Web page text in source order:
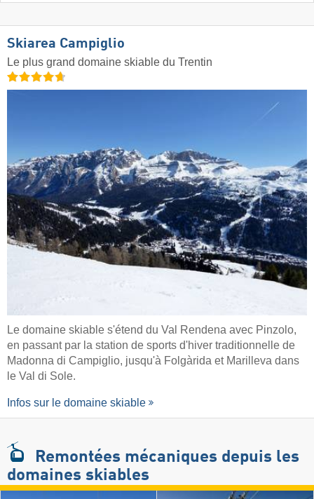
Skiarea Campiglio
Le plus grand domaine skiable du Trentin
Le domaine skiable s'étend du Val Rendena avec Pinzolo,
en passant par la station de sports d'hiver traditionnelle de
Madonna di Campiglio, jusqu'à Folgàrida et Marilleva dans
le Val di Sole.
Infos sur le domaine skiable
Remontées mécaniques depuis les
domaines skiables